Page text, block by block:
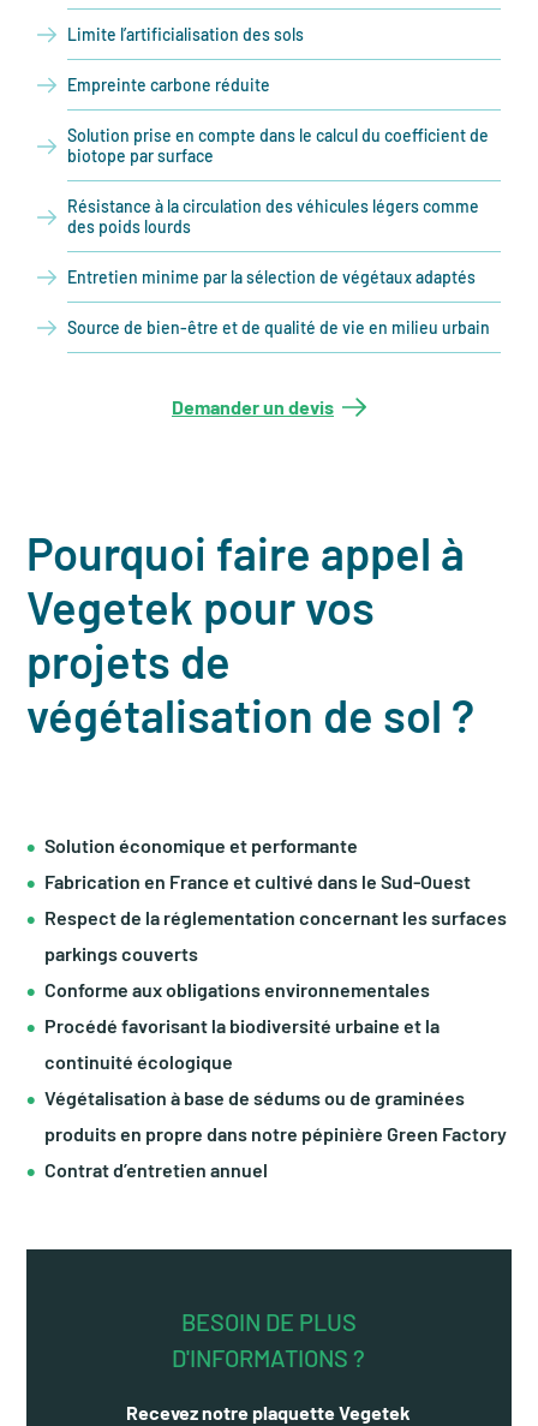
Limite l’artificialisation des sols
Empreinte carbone réduite
Solution prise en compte dans le calcul du coefficient de
biotope par surface
Résistance à la circulation des véhicules légers comme
des poids lourds
Entretien minime par la sélection de végétaux adaptés
Source de bien-être et de qualité de vie en milieu urbain
Demander un devis
Pourquoi faire appel à
Vegetek pour vos
projets de
végétalisation de sol ?
Solution économique et performante
Fabrication en France et cultivé dans le Sud-Ouest
Respect de la réglementation concernant les surfaces
parkings couverts
Conforme aux obligations environnementales
Procédé favorisant la biodiversité urbaine et la
continuité écologique
Végétalisation à base de sédums ou de graminées
produits en propre dans notre pépinière Green Factory
Contrat d’entretien annuel
BESOIN DE PLUS
D'INFORMATIONS ?
Recevez notre plaquette Vegetek